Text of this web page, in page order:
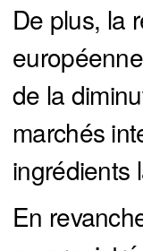
De plus, la
de la
marchés
ingrédients
En